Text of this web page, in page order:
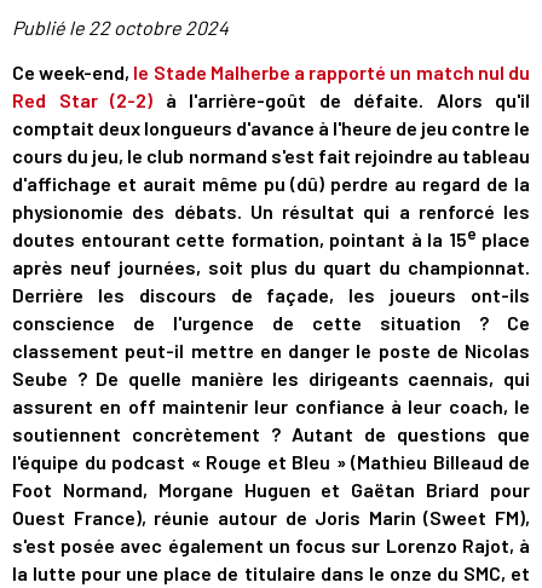
Publié le 22 octobre 2024
Ce week-end, le Stade Malherbe a rapporté un match nul du
Red Star (2-2) à l'arrière-goût de défaite. Alors qu'il
comptait deux longueurs d'avance à l'heure de jeu contre le
cours du jeu, le club normand s'est fait rejoindre au tableau
d'affichage et aurait même pu (dû) perdre au regard de la
physionomie des débats. Un résultat qui a renforcé les
doutes entourant cette formation, pointant à la 15e place
après neuf journées, soit plus du quart du championnat.
Derrière les discours de façade, les joueurs ont-ils
conscience de l'urgence de cette situation ? Ce
classement peut-il mettre en danger le poste de Nicolas
Seube ? De quelle manière les dirigeants caennais, qui
assurent en off maintenir leur confiance à leur coach, le
soutiennent concrètement ? Autant de questions que
l'équipe du podcast « Rouge et Bleu » (Mathieu Billeaud de
Foot Normand, Morgane Huguen et Gaëtan Briard pour
Ouest France), réunie autour de Joris Marin (Sweet FM),
s'est posée avec également un focus sur Lorenzo Rajot, à
la lutte pour une place de titulaire dans le onze du SMC, et